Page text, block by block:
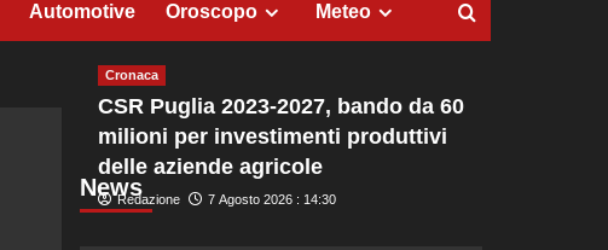
Automotive Oroscopo Meteo
News
Cronaca
CSR Puglia 2023-2027, bando da 60
milioni per investimenti produttivi
delle aziende agricole
Redazione 7 Agosto 2026 : 14:30